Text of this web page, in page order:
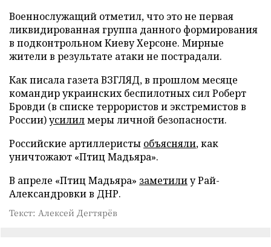
Военнослужащий отметил, что это не первая
ликвидированная группа данного формирования
в подконтрольном Киеву Херсоне. Мирные
жители в результате атаки не пострадали.
Как писала газета ВЗГЛЯД, в прошлом месяце
командир украинских беспилотных сил Роберт
Бровди (в списке террористов и экстремистов в
России)усилилмеры личной безопасности.
Российские артиллеристы объясняли, как
уничтожают «Птиц Мадьяра».
В апреле «Птиц Мадьяра» заметилиу Рай-
Александровки в ДНР.
Текст: Алексей Дегтярёв